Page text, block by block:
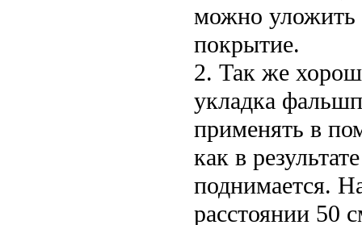
можно уложить
покрытие.
2. Так же
укладка
применять в
как в
поднимается.
расстоянии 50